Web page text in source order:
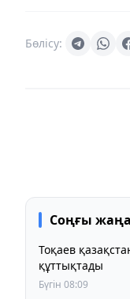
Бөлісу:
Соңғы
Тоқаев
құттықтады
Бүгін 08:09